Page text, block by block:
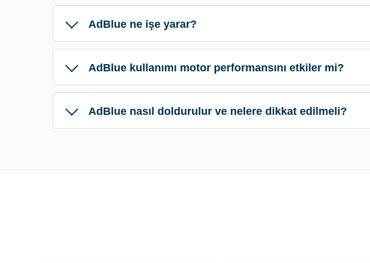
AdBlue ne işe yarar?
AdBlue kullanımı motor performansını etkiler mi?
AdBlue nasıl doldurulur ve nelere dikkat edilmeli?